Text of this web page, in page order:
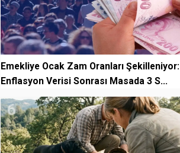
Emekliye Ocak Zam Oranları
Enflasyon Verisi Sonrası Masada 3 S...
6